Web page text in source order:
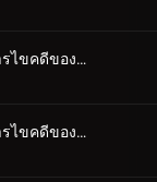
ตอนที่ 1128 โชว์การไขคดีของคุโด้ ยูซากุ (ภาคแรก)
ตอนที่ 1129 โชว์การไขคดีของคุโด้ ยูซากุ (ภาคจบ)